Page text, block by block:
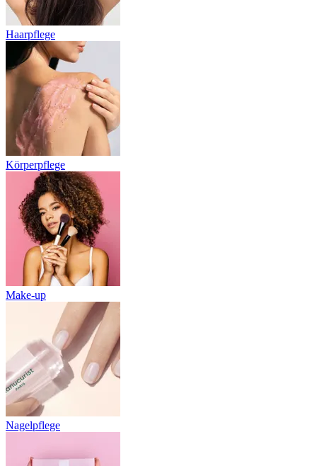
Haarpflege
Körperpflege
Make-up
Nagelpflege